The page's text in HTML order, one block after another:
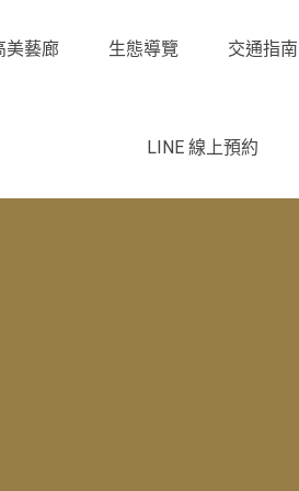
美藝廊 生態導覽 交通指南
LINE 線上預約